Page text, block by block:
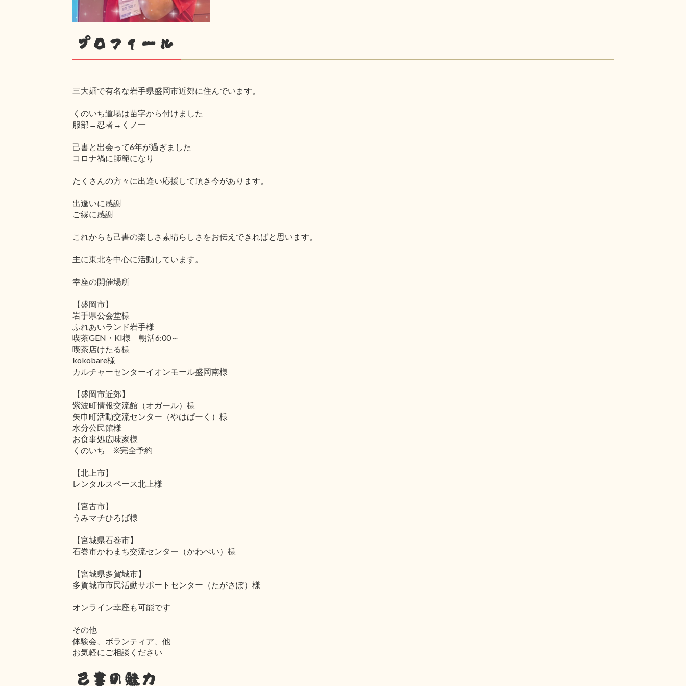
プロフィール
三大麺で有名な岩手県盛岡市近郊に住んでいます。
くのいち道場は苗字から付けました
服部→忍者→くノ一
己書と出会って6年が過ぎました
コロナ禍に師範になり
たくさんの方々に出逢い応援して頂き今があります。
出逢いに感謝
ご縁に感謝
これからも己書の楽しさ素晴らしさをお伝えできればと思います。
主に東北を中心に活動しています。
幸座の開催場所
【盛岡市】
岩手県公会堂様
ふれあいランド岩手様
喫茶GEN・KI様 朝活6:00～
喫茶店けたる様
kokobare様
カルチャーセンターイオンモール盛岡南様
【盛岡市近郊】
紫波町情報交流館（オガール）様
矢巾町活動交流センター（やはぱーく）様
水分公民館様
お食事処広味家様
くのいち ※完全予約
【北上市】
レンタルスペース北上様
【宮古市】
うみマチひろば様
【宮城県石巻市】
石巻市かわまち交流センター（かわべい）様
【宮城県多賀城市】
多賀城市市民活動サポートセンター（たがさぽ）様
オンライン幸座も可能です
その他
体験会、ボランティア、他
お気軽にご相談ください
己書の魅力